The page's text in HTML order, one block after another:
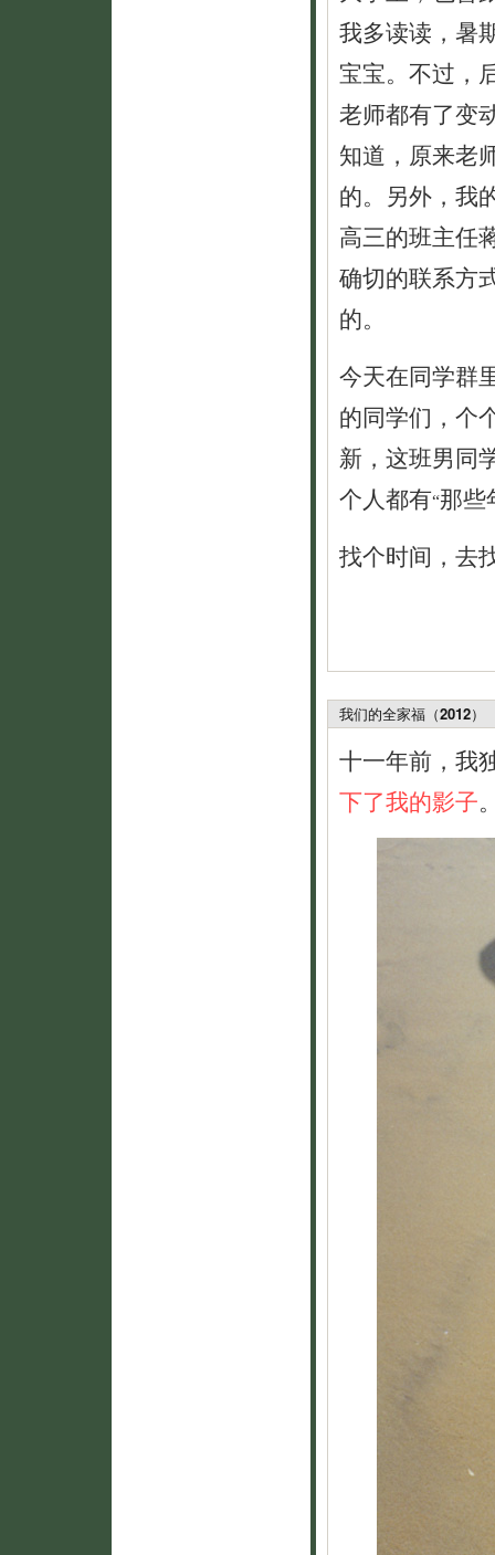
我多读读，暑
宝宝。不过，
老师都有了变
知道，原来老
的。另外，我
高三的班主任
确切的联系方
的。
今天在同学群
的同学们，个
新，这班男同
个人都有“那些
找个时间，去
我们的全家福（2012）
十一年前，我
下了我的影子